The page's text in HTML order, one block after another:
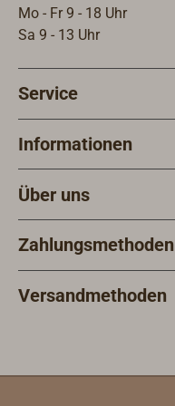
Mo - Fr 9 - 18 Uhr
Sa 9 - 13 Uhr
Service
Informationen
Über uns
Zahlungsmethoden
Versandmethoden